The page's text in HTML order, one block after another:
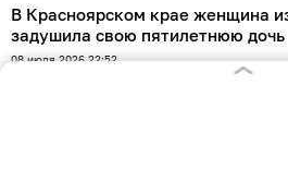
В Красноярском крае женщина
задушила свою пятилетнюю дочь
08 июля 2026 22:52